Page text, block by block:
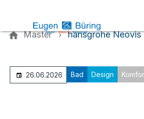
Master hansgrohe Neovis
26.06.2026 Bad Design